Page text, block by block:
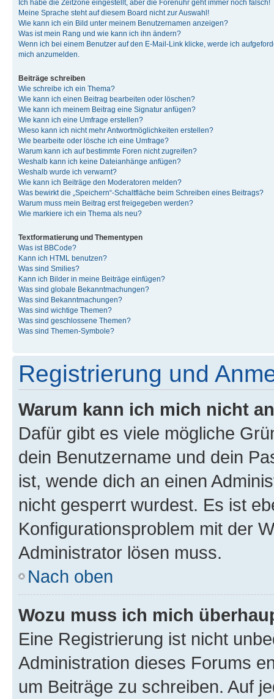
Ich habe die Zeitzone eingestellt, aber die Forenuhr geht immer noch falsch!
Meine Sprache steht auf diesem Board nicht zur Auswahl!
Wie kann ich ein Bild unter meinem Benutzernamen anzeigen?
Was ist mein Rang und wie kann ich ihn ändern?
Wenn ich bei einem Benutzer auf den E-Mail-Link klicke, werde ich
mich anzumelden.
Beiträge schreiben
Wie schreibe ich ein Thema?
Wie kann ich einen Beitrag bearbeiten oder löschen?
Wie kann ich meinem Beitrag eine Signatur anfügen?
Wie kann ich eine Umfrage erstellen?
Wieso kann ich nicht mehr Antwortmöglichkeiten erstellen?
Wie bearbeite oder lösche ich eine Umfrage?
Warum kann ich auf bestimmte Foren nicht zugreifen?
Weshalb kann ich keine Dateianhänge anfügen?
Weshalb wurde ich verwarnt?
Wie kann ich Beiträge den Moderatoren melden?
Was bewirkt die „Speichern“-Schaltfläche beim Schreiben eines Beitrags?
Warum muss mein Beitrag erst freigegeben werden?
Wie markiere ich ein Thema als neu?
Textformatierung und Thementypen
Was ist BBCode?
Kann ich HTML benutzen?
Was sind Smilies?
Kann ich Bilder in meine Beiträge einfügen?
Was sind globale Bekanntmachungen?
Was sind Bekanntmachungen?
Was sind wichtige Themen?
Was sind geschlossene Themen?
Was sind Themen-Symbole?
Registrierung und
Warum kann ich mich nicht
Dafür gibt es viele mögliche
dein Benutzername und dein
ist, wende dich an einen
nicht gesperrt wurdest. Es ist
Konfigurationsproblem mit der
Administrator lösen muss.
Nach oben
Wozu muss ich mich
Eine Registrierung ist nicht
Administration dieses Forums
um Beiträge zu schreiben. Auf